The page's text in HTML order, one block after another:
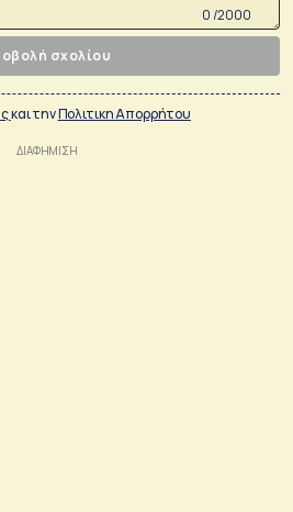
0 /2000
σχολίου
και τηνΠολιτικη Απορρήτου